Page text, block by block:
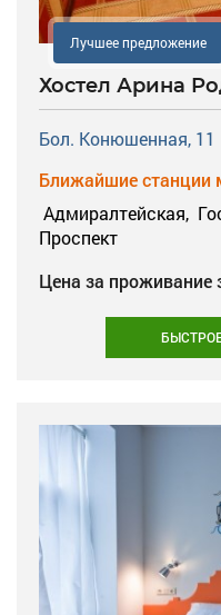
Лучшее предложение
Хостел Арина
Бол. Конюшенная, 11
Ближайшие станции
Адмиралтейская,
Проспект
Цена за проживание